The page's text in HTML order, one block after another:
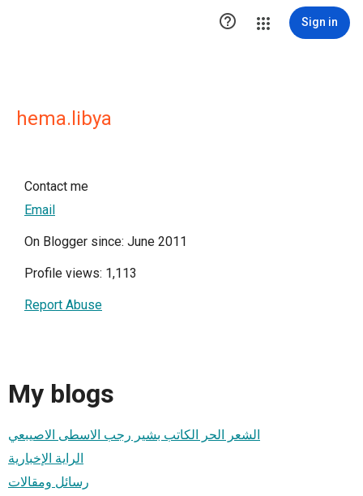
 Sign in
hema.libya
Contact me
Email
On Blogger since: June 2011
Profile views: 1,113
Report Abuse
My blogs
الشعر الحر الكاتب بشير رجب الاسطى الاصيبعي
الراية الإخبارية
رسائل ومقالات